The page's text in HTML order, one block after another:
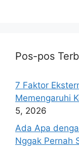
Pos-pos
7 Faktor
Memengaruhi
5, 2026
Ada Apa
Nggak Pernah